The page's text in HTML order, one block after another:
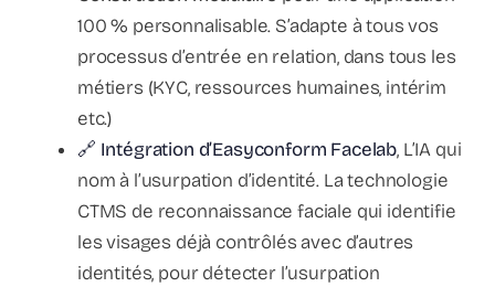
100 % personnalisable. S’adapte à tous vos
processus d’entrée en relation, dans tous les
métiers (KYC, ressources humaines, intérim
etc.)
🔗 Intégration d’Easyconform Facelab, L’IA qui
nom à l’usurpation d’identité. La technologie
CTMS de reconnaissance faciale qui identifie
les visages déjà contrôlés avec d’autres
identités, pour détecter l’usurpation